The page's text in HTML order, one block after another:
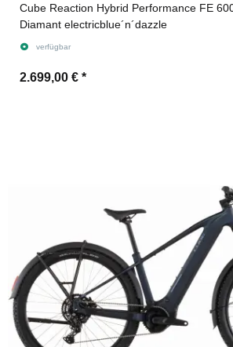
Cube Reaction Hybrid Performance FE
Diamant electricblue´n´dazzle
verfügbar
2.699,00 € *